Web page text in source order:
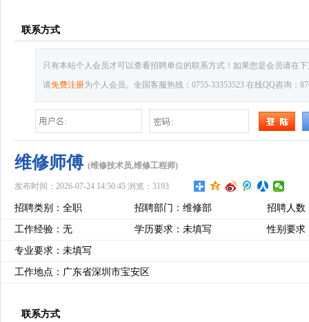
联系方式
只有本站个人会员才可以查看招聘单位的联系方式！如果您是会员请在
请免费注册为个人会员。全国客服热线：0755-33353523 在线QQ咨询：
维修师傅 (维修技术员,维修工程师)
发布时间：2026-07-24 14:50:45 浏览：3193
招聘类别：全职 招聘部门：维修部 招聘人数
工作经验：无 学历要求：未填写 性别要求
专业要求：未填写
工作地点：广东省深圳市宝安区
联系方式